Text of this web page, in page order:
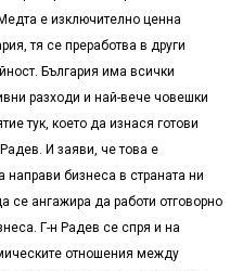
е изключително ценна
тя се преработва в други
България има всички
разходи и най-вече човешки
тук, което да изнася готови
И заяви, че това е
направи бизнеса в страната ни
се ангажира да работи отговорно
Г-н Радев се спря и на
отношения между